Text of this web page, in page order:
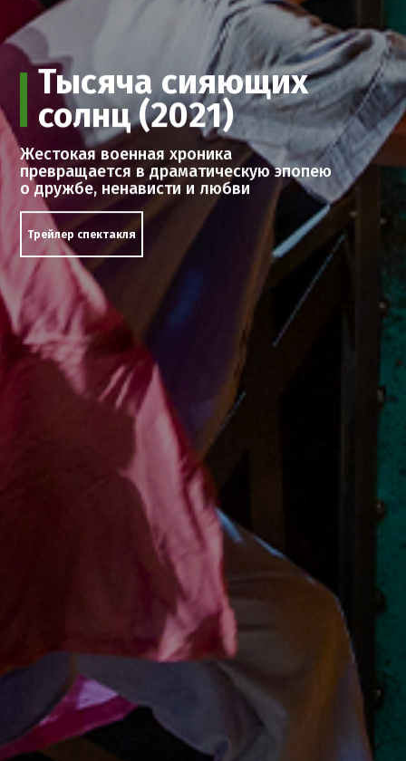
Тысяча сияющих
солнц (2021)
Жестокая военная хроника
превращается в драматическую эпопею
о дружбе, ненависти и любви
Трейлер спектакля